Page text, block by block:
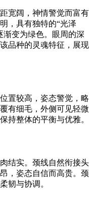
宽阔，神情警觉而富有
，具有独特的“光泽
渐变为绿色。眼周的深
品种的灵魂特征，展现
置较高，姿态警觉，略
有细毛，外侧可见轻微
持整体的平衡与优雅。
结实。颈线自然衔接头
，姿态自信而高贵。颈
韧与协调。